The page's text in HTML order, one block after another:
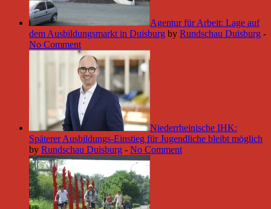
Agentur für Arbeit: Lage auf
dem Ausbildungsmarkt in Duisburg by Rundschau Duisburg -
No Comment
Niederrheinische IHK:
Späterer Ausbildungs-Einstieg für Jugendliche bleibt möglich
by Rundschau Duisburg - No Comment